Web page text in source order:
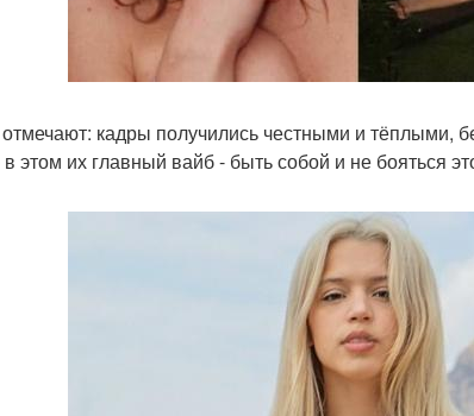
кадры получились честными и тёплыми,
этом их главный вайб - быть собой и не бояться